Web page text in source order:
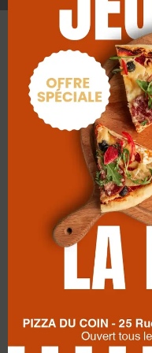
Envie
25 Rue de la
Ouvert tous